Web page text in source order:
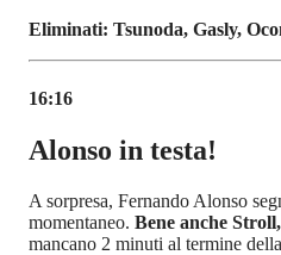
Eliminati: Tsunoda, Gasly,
16:16
Alonso in testa!
A sorpresa, Fernando Alonso
momentaneo. Bene anche
mancano 2 minuti al termine